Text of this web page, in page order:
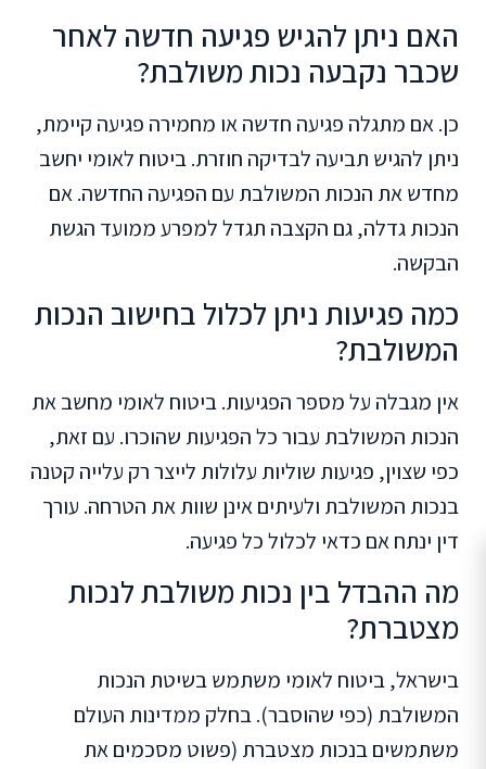
האם ניתן להגיש פגיעה חדשה לאחר
שכבר נקבעה נכות משולבת?
כן. אם מתגלה פגיעה חדשה או מחמירה פגיעה קיימת,
ניתן להגיש תביעה לבדיקה חוזרת. ביטוח לאומי יחשב
מחדש את הנכות המשולבת עם הפגיעה החדשה. אם
הנכות גדלה, גם הקצבה תגדל למפרע ממועד הגשת
הבקשה.
כמה פגיעות ניתן לכלול בחישוב הנכות
המשולבת?
אין מגבלה על מספר הפגיעות. ביטוח לאומי מחשב את
הנכות המשולבת עבור כל הפגיעות שהוכרו. עם זאת,
כפי שצוין, פגיעות שוליות עלולות לייצר רק עלייה קטנה
בנכות המשולבת ולעיתים אינן שוות את הטרחה. עורך
דין ינתח אם כדאי לכלול כל פגיעה.
מה ההבדל בין נכות משולבת לנכות
מצטברת?
בישראל, ביטוח לאומי משתמש בשיטת הנכות
המשולבת (כפי שהוסבר). בחלק ממדינות העולם
משתמשים בנכות מצטברת (פשוט מסכמים את